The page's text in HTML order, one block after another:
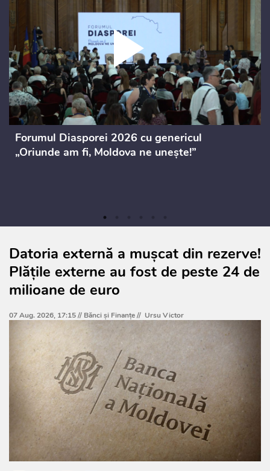
Forumul Diasporei 2026 cu genericul
„Oriunde am fi, Moldova ne unește!”
Datoria externă a mușcat din rezerve!
Plățile externe au fost de peste 24 de
milioane de euro
07 Aug. 2026, 17:15 // Bănci şi Finanţe// Ursu Victor